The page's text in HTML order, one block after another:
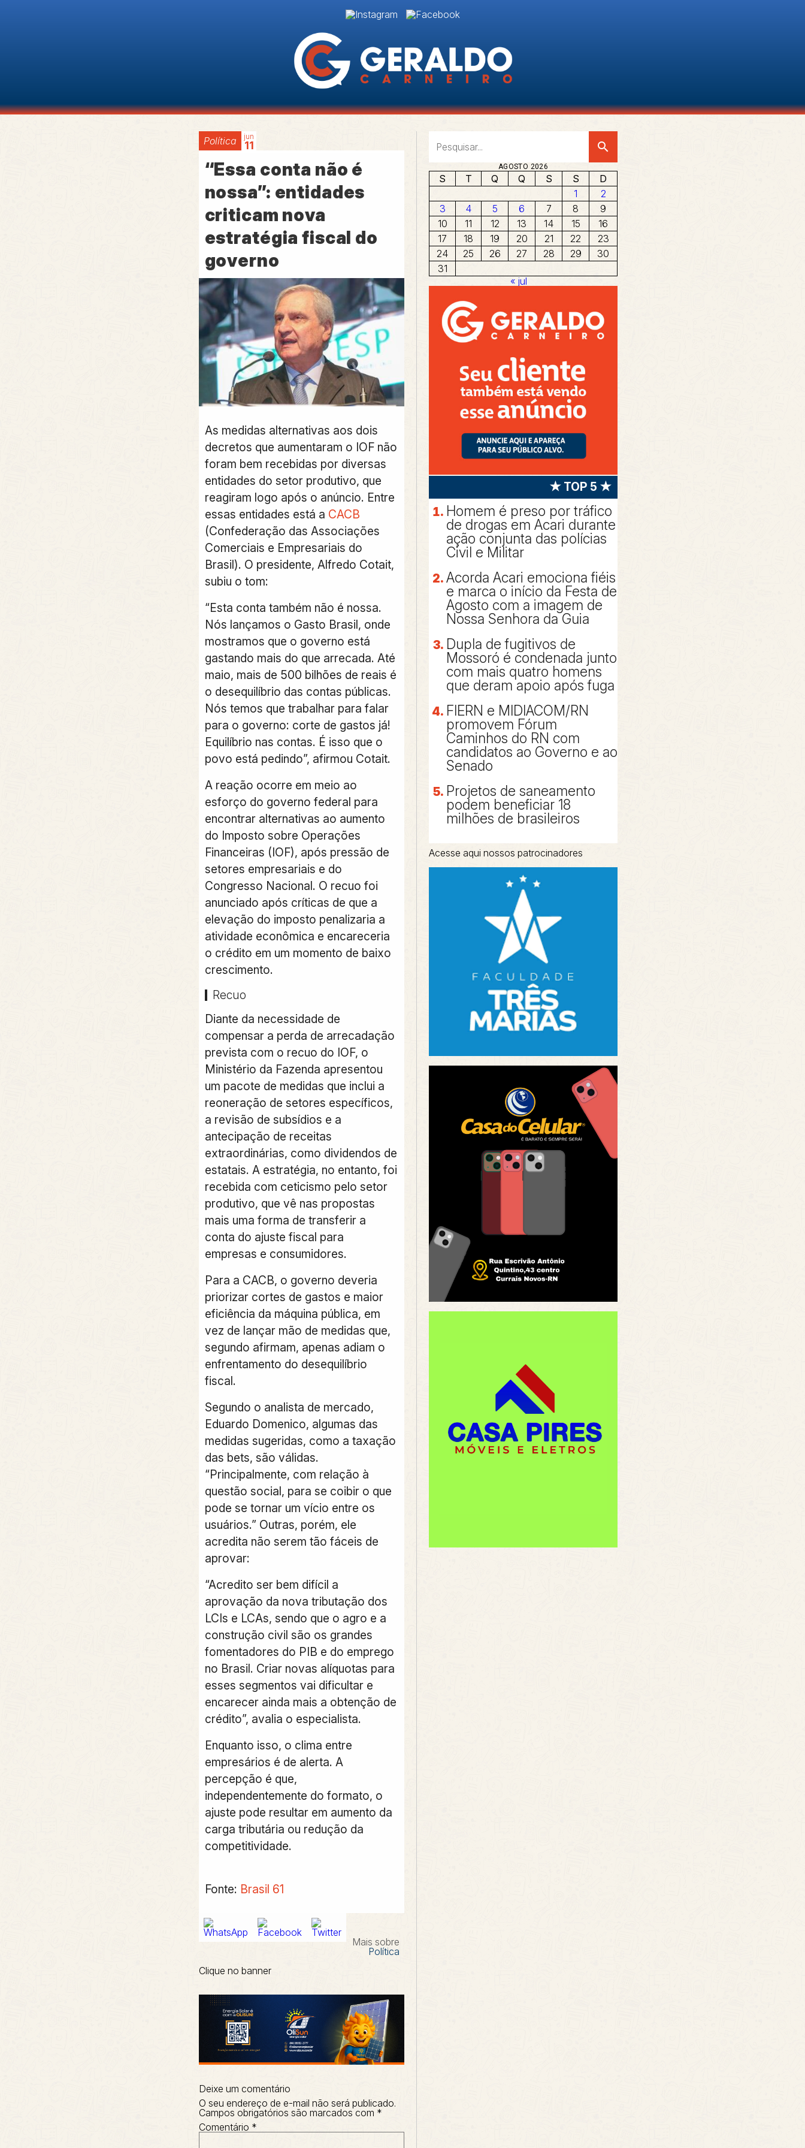
Política 11
jun
“Essa conta não é
nossa”: entidades
criticam nova
estratégia fiscal do
governo
As medidas alternativas aos dois
decretos que aumentaram o IOF não
foram bem recebidas por diversas
entidades do setor produtivo, que
reagiram logo após o anúncio. Entre
essas entidades está a CACB
(Confederação das Associações
Comerciais e Empresariais do
Brasil). O presidente, Alfredo Cotait,
subiu o tom:
“Esta conta também não é nossa.
Nós lançamos o Gasto Brasil, onde
mostramos que o governo está
gastando mais do que arrecada. Até
maio, mais de 500 bilhões de reais é
o desequilíbrio das contas públicas.
Nós temos que trabalhar para falar
para o governo: corte de gastos já!
Equilíbrio nas contas. É isso que o
povo está pedindo”, afirmou Cotait.
A reação ocorre em meio ao
esforço do governo federal para
encontrar alternativas ao aumento
do Imposto sobre Operações
Financeiras (IOF), após pressão de
setores empresariais e do
Congresso Nacional. O recuo foi
anunciado após críticas de que a
elevação do imposto penalizaria a
atividade econômica e encareceria
o crédito em um momento de baixo
crescimento.
Recuo
Diante da necessidade de
compensar a perda de arrecadação
prevista com o recuo do IOF, o
Ministério da Fazenda apresentou
um pacote de medidas que inclui a
reoneração de setores específicos,
a revisão de subsídios e a
antecipação de receitas
extraordinárias, como dividendos de
estatais. A estratégia, no entanto, foi
recebida com ceticismo pelo setor
produtivo, que vê nas propostas
mais uma forma de transferir a
conta do ajuste fiscal para
empresas e consumidores.
Para a CACB, o governo deveria
priorizar cortes de gastos e maior
eficiência da máquina pública, em
vez de lançar mão de medidas que,
segundo afirmam, apenas adiam o
enfrentamento do desequilíbrio
fiscal.
Segundo o analista de mercado,
Eduardo Domenico, algumas das
medidas sugeridas, como a taxação
das bets, são válidas.
“Principalmente, com relação à
questão social, para se coibir o que
pode se tornar um vício entre os
usuários.” Outras, porém, ele
acredita não serem tão fáceis de
aprovar:
“Acredito ser bem difícil a
aprovação da nova tributação dos
LCIs e LCAs, sendo que o agro e a
construção civil são os grandes
fomentadores do PIB e do emprego
no Brasil. Criar novas alíquotas para
esses segmentos vai dificultar e
encarecer ainda mais a obtenção de
crédito”, avalia o especialista.
Enquanto isso, o clima entre
empresários é de alerta. A
percepção é que,
independentemente do formato, o
ajuste pode resultar em aumento da
carga tributária ou redução da
competitividade.
Fonte: Brasil 61
Mais sobre
Política
Clique no banner
Deixe um comentário
O seu endereço de e-mail não será publicado.
Campos obrigatórios são marcados com *
Comentário *
search
AGOSTO 2026
S T Q Q S S
D
1
2
3
4 5 6 7 8
9
10
11 12 13 14 15
16
17
18 19 20 21 22
23
24
25 26 27 28 29
30
31
« jul
★ TOP 5 ★
Homem é preso por tráfico
de drogas em Acari durante
ação conjunta das polícias
Civil e Militar
Acorda Acari emociona fiéis
e marca o início da Festa de
Agosto com a imagem de
Nossa Senhora da Guia
Dupla de fugitivos de
Mossoró é condenada junto
com mais quatro homens
que deram apoio após fuga
FIERN e MIDIACOM/RN
promovem Fórum
Caminhos do RN com
candidatos ao Governo e ao
Senado
Projetos de saneamento
podem beneficiar 18
milhões de brasileiros
Acesse aqui nossos patrocinadores